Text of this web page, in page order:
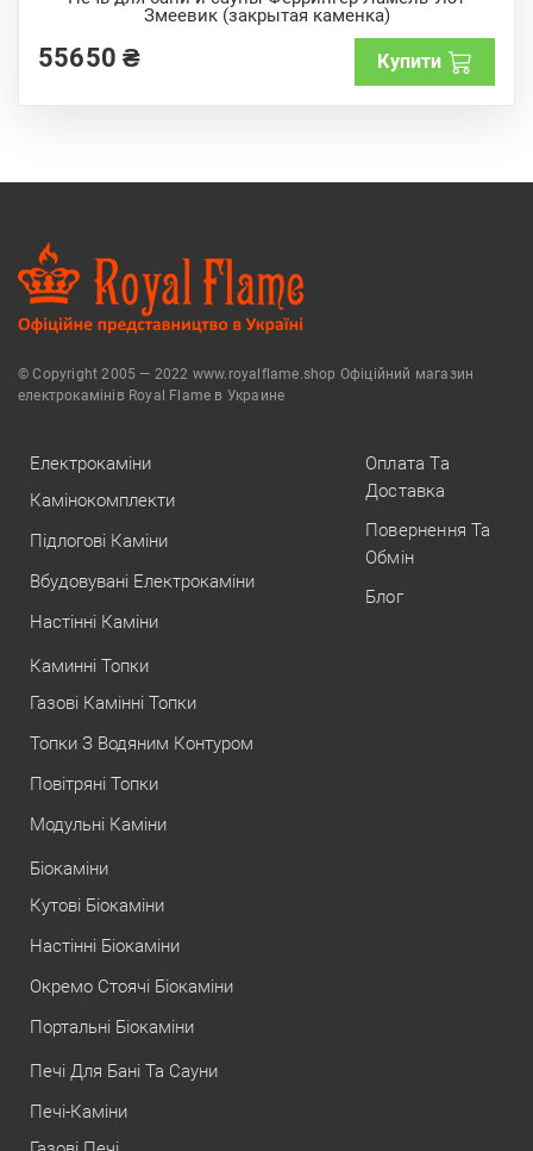
Змеевик (закрытая каменка)
f
5
55650₴ Купити
© Copyright 2005 — 2022 www.royalflame.shop Офіційний магазин
електрокамінів Royal Flame в Украине
Електрокаміни
Камінокомплекти
Підлогові Каміни
Вбудовувані Електрокаміни
Настінні Каміни
Каминні Топки
Газові Камінні Топки
Топки З Водяним Контуром
Повітряні Топки
Модульні Каміни
Біокаміни
Кутові Біокаміни
Настінні Біокаміни
Окремо Стоячі Біокаміни
Портальні Біокаміни
Печі Для Бані Та Сауни
Печі-Каміни
Оплата Та
Доставка
Повернення Та
Обмін
Блог